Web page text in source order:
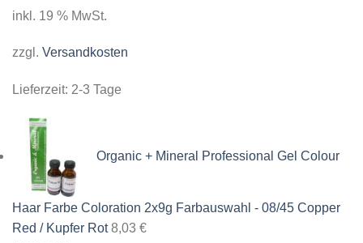
inkl. 19 % MwSt.
zzgl. Versandkosten
Lieferzeit: 2-3 Tage
Organic + Mineral Professional Gel Colour
Haar Farbe Coloration 2x9g Farbauswahl - 08/45 Copper
Red / Kupfer Rot 8,03 €